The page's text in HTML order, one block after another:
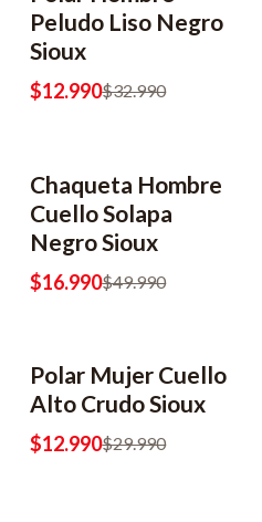
Peludo Liso Negro
Sioux
$12.990$32.990
-66% OFF
Chaqueta Hombre
Cuello Solapa
Negro Sioux
$16.990$49.990
-57% OFF
Polar Mujer Cuello
Alto Crudo Sioux
$12.990$29.990